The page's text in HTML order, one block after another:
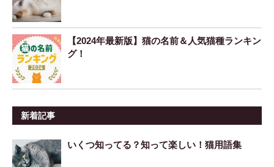
【2024年最新版】猫の名前＆人気猫種ランキン
グ！
新着記事
いくつ知ってる？知って楽しい！猫用語集